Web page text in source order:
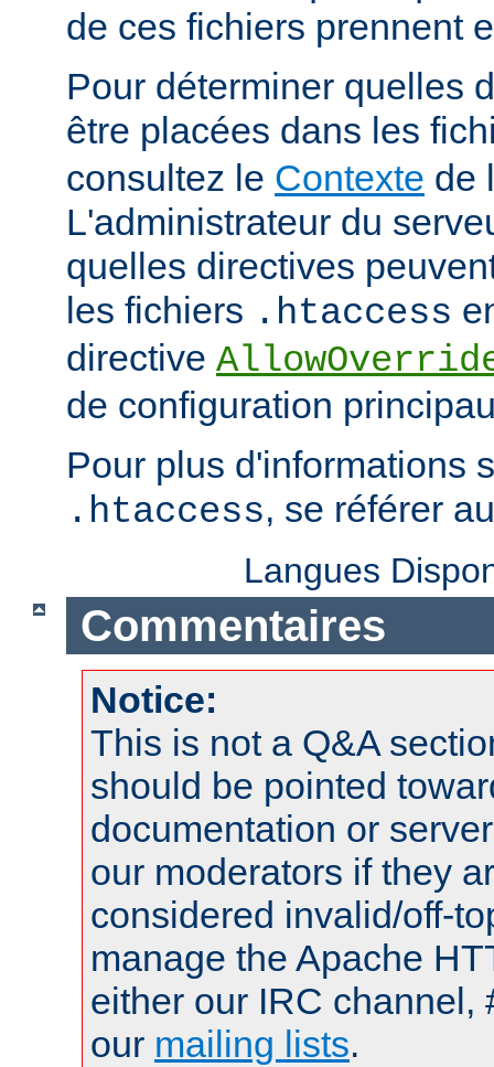
de ces fichiers prennent
Pour déterminer quelles
être placées dans les
consultez le Contexte de
L'administrateur du
quelles directives
les fichiers .htaccess
directive
de configuration
Pour plus d'informations
.htaccess, se référer
Langues
Commentaires
Notice:
This is not a Q&A
should be pointed
documentation or
our moderators if they
considered invalid/off-
manage the Apache
either our IRC channel,
our mailing lists.